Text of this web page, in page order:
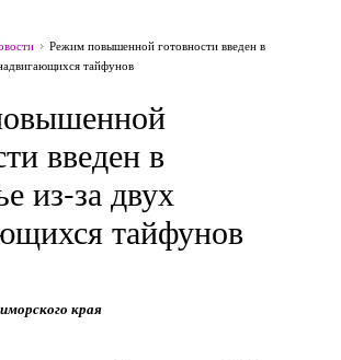
Режим повышенной готовности введен в
тайфунов
введен в
из-за двух
тайфунов
края